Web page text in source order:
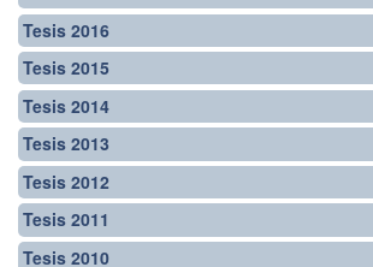
Tesis 2016
Tesis 2015
Tesis 2014
Tesis 2013
Tesis 2012
Tesis 2011
Tesis 2010